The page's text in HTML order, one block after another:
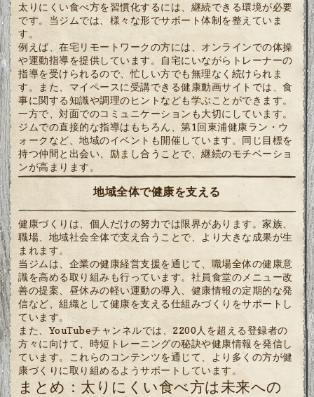
太りにくい食べ方を習慣化するには、継続できる環境が必要
です。当ジムでは、様々な形でサポート体制を整えていま
す。
例えば、在宅リモートワークの方には、オンラインでの体操
や運動指導を提供しています。自宅にいながらトレーナーの
指導を受けられるので、忙しい方でも無理なく続けられま
す。また、マイペースに受講できる健康動画サイトでは、食
事に関する知識や調理のヒントなども学ぶことができます。
一方で、対面でのコミュニケーションも大切にしています。
ジムでの直接的な指導はもちろん、第1回東浦健康ラン・ウ
ォークなど、地域のイベントも開催しています。同じ目標を
持つ仲間と出会い、励まし合うことで、継続のモチベーショ
ンが高まります。
地域全体で健康を支える
健康づくりは、個人だけの努力では限界があります。家族、
職場、地域社会全体で支え合うことで、より大きな成果が生
まれます。
当ジムは、企業の健康経営支援を通じて、職場全体の健康意
識を高める取り組みも行っています。社員食堂のメニュー改
善の提案、昼休みの軽い運動の導入、健康情報の定期的な発
信など、組織として健康を支える仕組みづくりをサポートし
ています。
また、YouTubeチャンネルでは、2200人を超える登録者の
方々に向けて、時短トレーニングの秘訣や健康情報を発信し
ています。これらのコンテンツを通じて、より多くの方が健
康づくりに取り組めるようサポートしています。
まとめ：太りにくい食べ方は未来への